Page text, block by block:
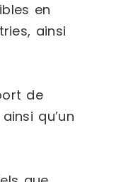
en
ainsi
de
qu’un